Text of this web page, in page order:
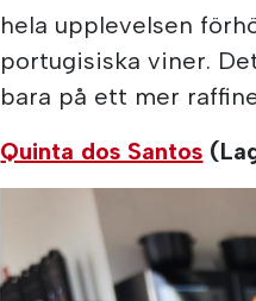
hela upplevelsen
portugisiska viner.
bara på ett mer
Quinta dos Santos